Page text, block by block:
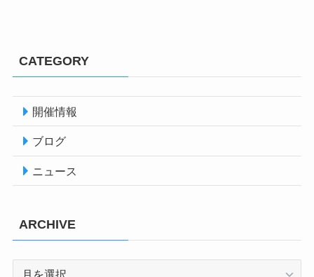
CATEGORY
開催情報
ブログ
ニュース
ARCHIVE
ARCHIVE